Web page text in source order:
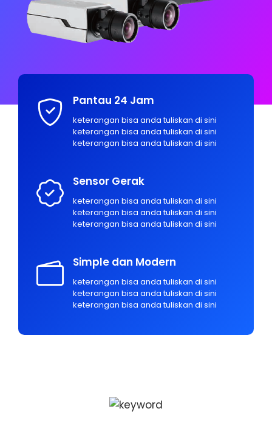
Pantau 24 Jam
keterangan bisa anda tuliskan di sini
keterangan bisa anda tuliskan di sini
keterangan bisa anda tuliskan di sini
Sensor Gerak
keterangan bisa anda tuliskan di sini
keterangan bisa anda tuliskan di sini
keterangan bisa anda tuliskan di sini
Simple dan Modern
keterangan bisa anda tuliskan di sini
keterangan bisa anda tuliskan di sini
keterangan bisa anda tuliskan di sini